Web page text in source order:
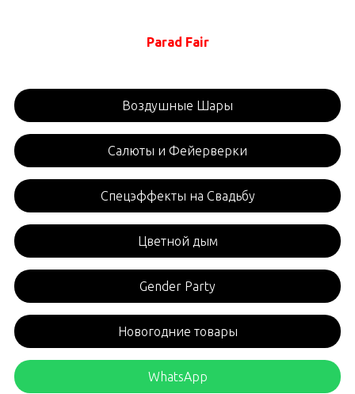
Parad Fair
Воздушные Шары
Салюты и Фейерверки
Спецэффекты на Свадьбу
Цветной дым
Gender Party
Новогодние товары
WhatsApp